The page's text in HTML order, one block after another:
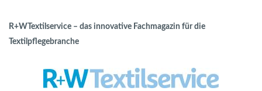
R+WTextilservice – das innovative Fachmagazin für die
Textilpflegebranche